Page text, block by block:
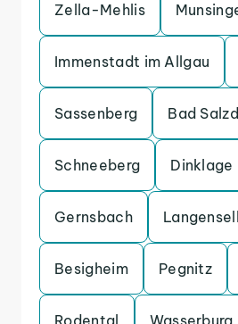
Zella-Mehlis
Immenstadt im Allgau
Sassenberg Bad
Schneeberg Dinklage
Gernsbach
Besigheim Pegnitz
Rodental Wasserburg